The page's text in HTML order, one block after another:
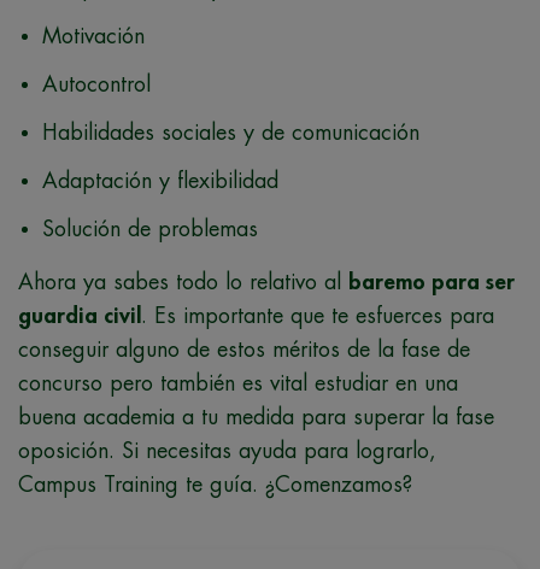
​Motivación
Autocontrol
Habilidades sociales y de comunicación
​Adaptación y flexibilidad
​Solución de problemas
Ahora ya sabes todo lo relativo al
baremo para ser
guardia civil . Es importante que te esfuerces para
conseguir alguno de estos méritos de la fase de
concurso pero también es vital estudiar en una
buena academia a tu medida para superar la fase
oposición. Si necesitas ayuda para lograrlo,
Campus Training te guía. ¿Comenzamos?